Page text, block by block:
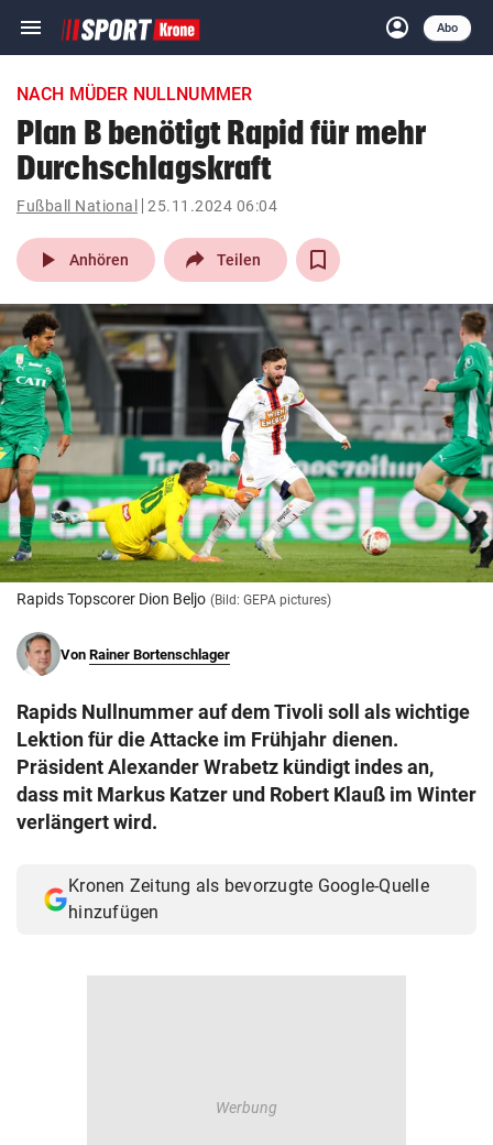
menu Navigation
ein-/ausklappen
account_circle
Anmelden
Abo
close Schließen
account_circle Anmelden
pin_drop
Wien arrow_right
bookmark
search
Suchbegriff
eingeben
© Krone Multimedia GmbH & Co KG 2026
Muthgasse 2, 1190 Wien
NACH MÜDER NULLNUMMER
Plan B benötigt Rapid für mehr
Durchschlagskraft
Fußball National 25.11.2024 06:04
play_arrow Anhören Teilen
Rapids Topscorer Dion Beljo (Bild: GEPA pictures)
Von Rainer Bortenschlager
Rapids Nullnummer auf dem Tivoli soll als wichtige
Lektion für die Attacke im Frühjahr dienen.
Präsident Alexander Wrabetz kündigt indes an,
dass mit Markus Katzer und Robert Klauß im Winter
verlängert wird.
Kronen Zeitung als bevorzugte Google-Quelle
hinzufügen